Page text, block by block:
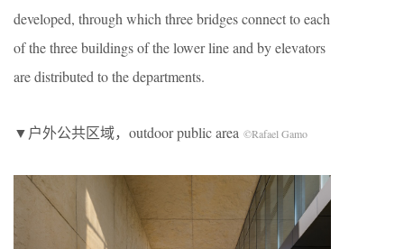
developed, through which three bridges connect to each
of the three buildings of the lower line and by elevators
are distributed to the departments.
▼户外公共区域，outdoor public area ©Rafael Gamo